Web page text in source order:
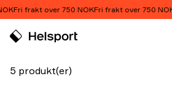
Hopp til innhold
Fri frakt over 750 NOKFri frakt over 750 NOK
5 produkt(er)